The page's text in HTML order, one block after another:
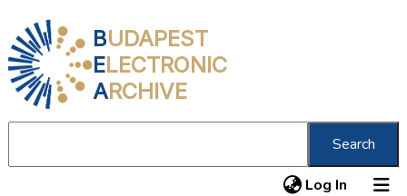
BUDAPEST
ELECTRONIC
ARCHIVE
Search
Log In (current)